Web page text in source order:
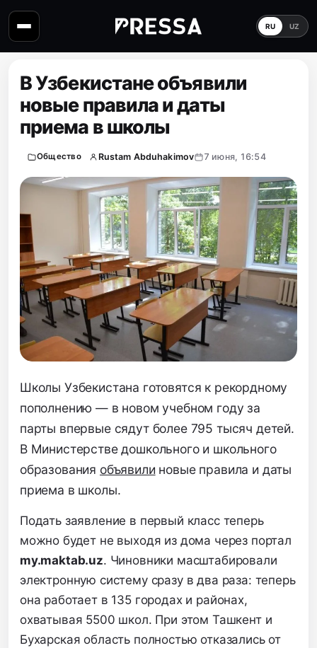
RU UZ
В Узбекистане объявили
новые правила и даты
приема в школы
Общество Rustam Abduhakimov 7 июня, 16:54
Школы Узбекистана готовятся к рекордному
пополнению — в новом учебном году за
парты впервые сядут более 795 тысяч детей.
В Министерстве дошкольного и школьного
образования объявили новые правила и даты
приема в школы.
Подать заявление в первый класс теперь
можно будет не выходя из дома через портал
my.maktab.uz. Чиновники масштабировали
электронную систему сразу в два раза: теперь
она работает в 135 городах и районах,
охватывая 5500 школ. При этом Ташкент и
Бухарская область полностью отказались от